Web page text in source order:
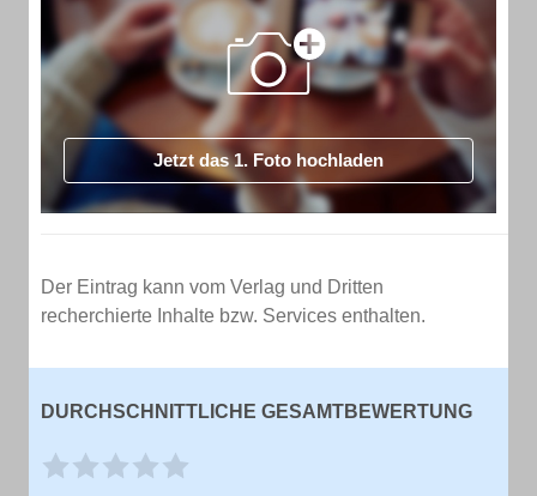
Jetzt das 1. Foto hochladen
Der Eintrag kann vom Verlag und Dritten
recherchierte Inhalte bzw. Services enthalten.
DURCHSCHNITTLICHE GESAMTBEWERTUNG